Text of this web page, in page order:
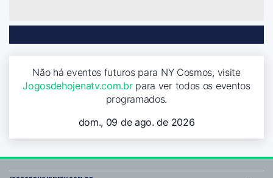
Não há eventos futuros para NY Cosmos, visite
Jogosdehojenatv.com.brpara ver todos os eventos
programados.
dom., 09 de ago. de 2026